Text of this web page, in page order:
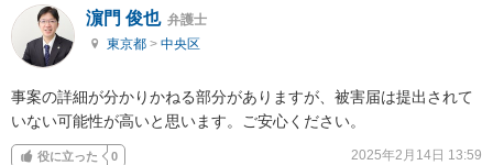
濵門 俊也 弁護士
東京都 > 中央区
事案の詳細が分かりかねる部分がありますが、被害届は提出されて
いない可能性が高いと思います。ご安心ください。
役に立った 0 2025年2月14日 13:59